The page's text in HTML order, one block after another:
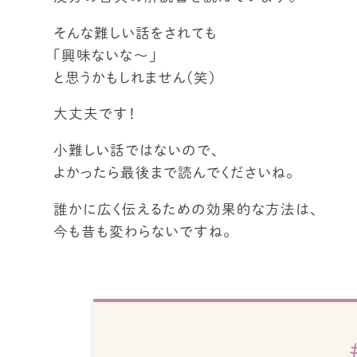
そんな難しい話をされても
「興味ないな～」
と思うかもしれません(笑)
大丈夫です！
小難しい話ではないので、
よかったら最後まで読んでくださいね。
誰かに広く伝えるための効果的な方法は、
今も昔も変わらないですね。